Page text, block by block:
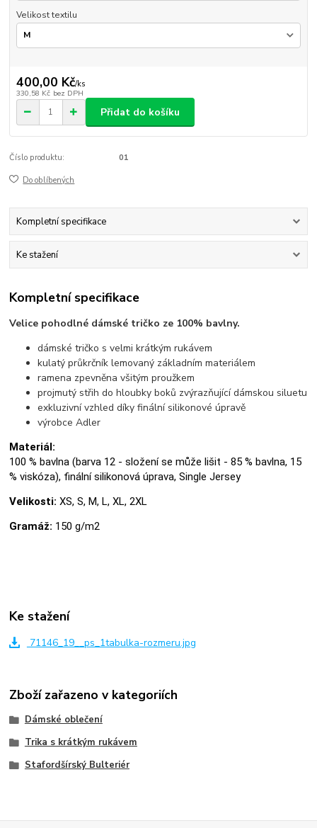
Velikost textilu
400,00 Kč/ks
330,58 Kč bez DPH
Přidat do košíku
Číslo produktu: 01
Do oblíbených
Kompletní specifikace
Ke stažení
Kompletní specifikace
Velice pohodlné dámské tričko ze 100% bavlny.
dámské tričko s velmi krátkým rukávem
kulatý průkrčník lemovaný základním materiálem
ramena zpevněna všitým proužkem
projmutý střih do hloubky boků zvýrazňující dámskou siluetu
exkluzivní vzhled díky finální silikonové úpravě
výrobce Adler
Materiál:
100 % bavlna (barva 12 - složení se může lišit - 85 % bavlna, 15
% viskóza), finální silikonová úprava, Single Jersey
Velikosti: XS, S, M, L, XL, 2XL
Gramáž: 150 g/m2
Ke stažení
71146_19__ps_1tabulka-rozmeru.jpg
Zboží zařazeno v kategoriích
Dámské oblečení
Trika s krátkým rukávem
Stafordšírský Bulteriér